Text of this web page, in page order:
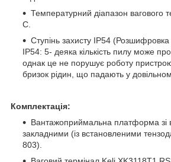
Температурний діапазон вагового
С.
Ступінь захисту IP54
IP54: 5- деяка кількість пилу може
однак це не порушує роботу
бризок рідин, що падають у
Комплектація:
Вантажоприймальна платформа зі
закладними (із встановленими
803).